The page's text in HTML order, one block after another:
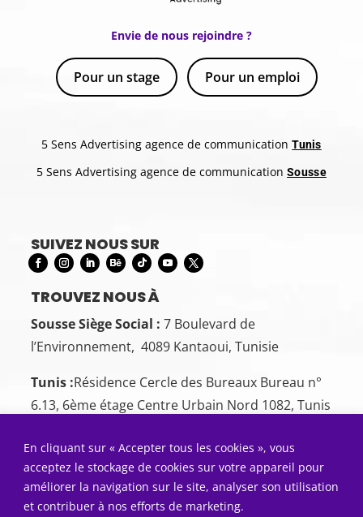
En cliquant sur « Accepter tous les cookies », vous
acceptez le stockage de cookies sur votre appareil pour
améliorer la navigation sur le site, analyser son utilisation
et contribuer à nos efforts de marketing.
Envie de nous rejoindre ?
Pour un stage Pour un emploi
5 Sens Advertising agence de communicationTunis
5 Sens Advertising agence de communicationSousse
SUIVEZ NOUS SUR
TROUVEZ NOUS À
Sousse Siège Social : 7 Boulevard de
l’Environnement, 4089 Kantaoui, Tunisie
Tunis :Résidence Cercle des Bureaux Bureau n°
6.13, 6ème étage Centre Urbain Nord 1082, Tunis
CONTACTEZ-NOUS
Sousse: +216 26 00 00 88